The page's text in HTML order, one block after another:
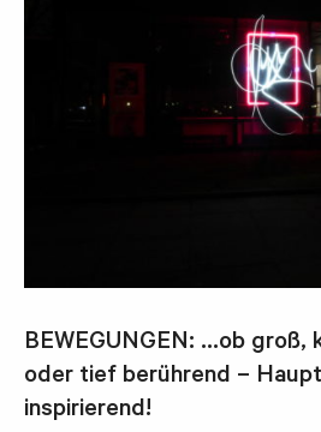
BEWEGUNGEN: …ob groß,
oder tief berührend –
inspirierend!